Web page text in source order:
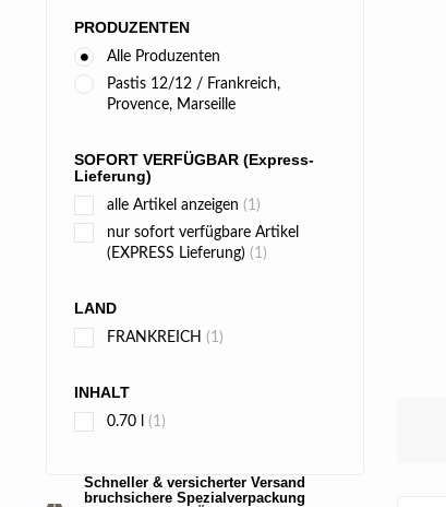
PRODUZENTEN
Alle Produzenten
Pastis 12/12 / Frankreich,
Provence, Marseille
SOFORT VERFÜGBAR (Express-
Lieferung)
alle Artikel anzeigen (1)
nur sofort verfügbare Artikel
(EXPRESS Lieferung) (1)
LAND
FRANKREICH (1)
INHALT
0.70 l (1)
Schneller & versicherter Versand
bruchsichere Spezialverpackung